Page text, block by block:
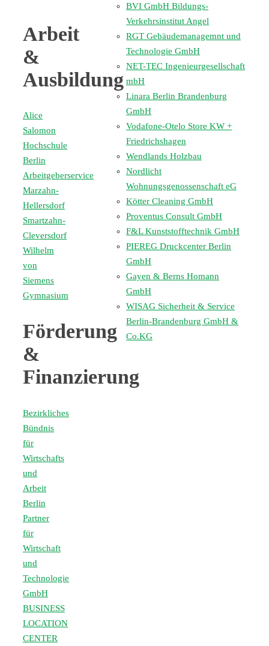
Arbeit
&
Ausbildung
Alice
Salomon
Hochschule
Berlin
Arbeitgeberservice
Marzahn-
Hellersdorf
Smartzahn-
Cleversdorf
Wilhelm
von
Siemens
Gymnasium
Förderung
&
Finanzierung
Bezirkliches
Bündnis
für
Wirtschafts
und
Arbeit
Berlin
Partner
für
Wirtschaft
und
Technologie
GmbH
BUSINESS
LOCATION
CENTER
BVI GmbH Bildungs-
Verkehrsinstitut Angel
RGT Gebäudemanagemnt und
Technologie GmbH
NET-TEC Ingenieurgesellschaft
mbH
Linara Berlin Brandenburg
GmbH
Vodafone-Otelo Store KW +
Friedrichshagen
Wendlands Holzbau
Nordlicht
Wohnungsgenossenschaft eG
Kötter Cleaning GmbH
Proventus Consult GmbH
F&L Kunststofftechnik GmbH
PIEREG Druckcenter Berlin
GmbH
Gayen & Berns Homann
GmbH
WISAG Sicherheit & Service
Berlin-Brandenburg GmbH &
Co.KG